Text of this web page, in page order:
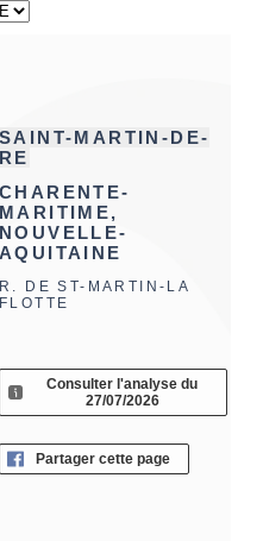
SAINT-MARTIN-DE-
RE
CHARENTE-
MARITIME,
NOUVELLE-
AQUITAINE
R. DE ST-MARTIN-LA
FLOTTE
Consulter l'analyse du
27/07/2026
Partager cette page